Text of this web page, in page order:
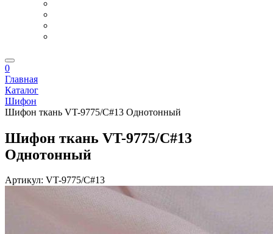
0
Главная
Каталог
Шифон
Шифон ткань VT-9775/C#13 Однотонный
Шифон ткань VT-9775/C#13
Однотонный
Артикул: VT-9775/C#13